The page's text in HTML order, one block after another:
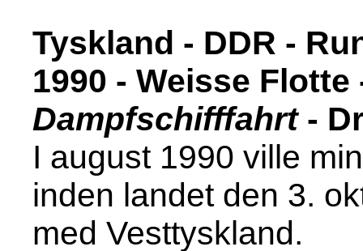
Tyskland - DDR -
1990 - Weisse
Dampfschifffahrt-
I august 1990 ville
inden landet den 3.
med Vesttyskland.